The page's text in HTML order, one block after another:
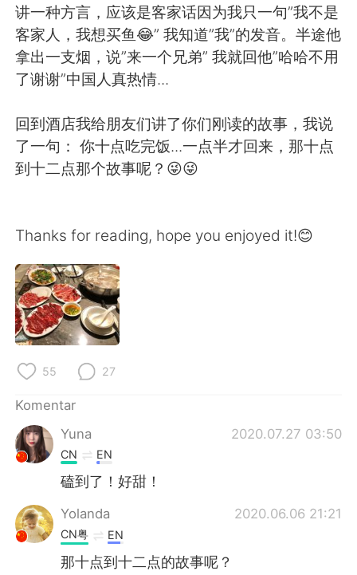
讲一种方言，应该是客家话因为我只一句”我不是
客家人，我想买鱼😂” 我知道”我”的发音。半途他
拿出一支烟，说”来一个兄弟” 我就回他”哈哈不用
了谢谢”中国人真热情...
回到酒店我给朋友们讲了你们刚读的故事，我说
了一句： 你十点吃完饭...一点半才回来，那十点
到十二点那个故事呢？😜😜
Thanks for reading, hope you enjoyed it!😊
55 27
Komentar
Yuna
2020.07.27 03:50
CN EN
磕到了！好甜！
Yolanda 2020.06.06 21:21
CN粤 EN
那十点到十二点的故事呢？